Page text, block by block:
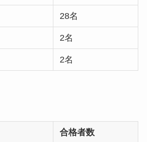
28名
2名
2名
合格者数